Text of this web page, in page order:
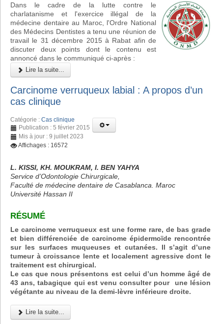
Dans le cadre de la lutte contre le
charlatanisme et l'exercice illégal de la
médecine dentaire au Maroc, l'Ordre National
des Médecins Dentistes a tenu une réunion de
travail le 31 décembre 2015 à Rabat afin de
discuter deux points dont le contenu est
annoncé dans le communiqué ci-après :
Lire la suite...
Carcinome verruqueux labial : A propos d’un
cas clinique
Catégorie : Cas clinique
Publication : 5 février 2015
Mis à jour : 9 juillet 2023
Affichages : 16572
L. KISSI, KH. MOUKRAM, I. BEN YAHYA
Service d’Odontologie Chirurgicale,
Faculté de médecine dentaire de Casablanca. Maroc
Université Hassan II
RÉSUMÉ
Le carcinome verruqueux est une forme rare, de bas grade
et bien différenciée de carcinome épidermoïde rencontrée
sur les surfaces muqueuses et cutanées. Il s’agit d’une
tumeur à croissance lente et localement agressive dont le
traitement est chirurgical.
Le cas que nous présentons est celui d’un homme âgé de
43 ans, tabagique qui est venu consulter pour une lésion
végétante au niveau de la demi-lèvre inférieure droite.
Lire la suite...